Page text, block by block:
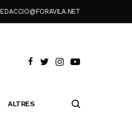
ALTRES